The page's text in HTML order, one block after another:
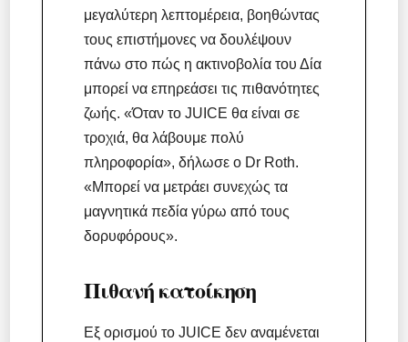
μεγαλύτερη λεπτομέρεια, βοηθώντας
τους επιστήμονες να δουλέψουν
πάνω στο πώς η ακτινοβολία του Δία
μπορεί να επηρεάσει τις πιθανότητες
ζωής. «Όταν το JUICE θα είναι σε
τροχιά, θα λάβουμε πολύ
πληροφορία», δήλωσε ο Dr Roth.
«Μπορεί να μετράει συνεχώς τα
μαγνητικά πεδία γύρω από τους
δορυφόρους».
Πιθανή κατοίκηση
Εξ ορισμού το JUICE δεν αναμένεται